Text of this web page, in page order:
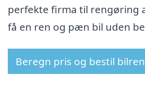
perfekte firma til rengøring
få en ren og pæn bil uden
Beregn pris og bestil